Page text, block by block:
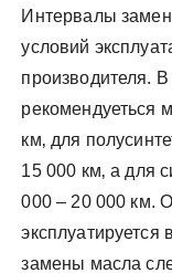
Интервалы
условий
производителя.
рекомендуеться
км‚ для
15 000 км‚ а для
000 – 20 000 км.
эксплуатируется
замены масла